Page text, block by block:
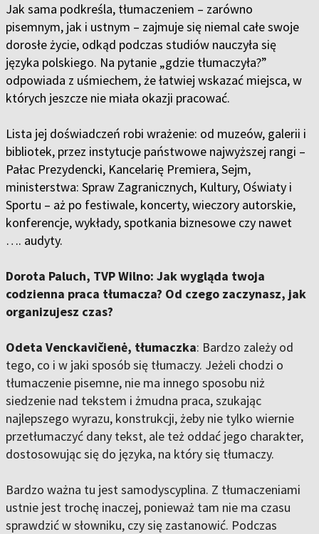
Jak sama podkreśla, tłumaczeniem – zarówno
pisemnym, jak i ustnym – zajmuje się niemal całe swoje
dorosłe życie, odkąd podczas studiów nauczyła się
języka polskiego. Na pytanie „gdzie tłumaczyła?”
odpowiada z uśmiechem, że łatwiej wskazać miejsca, w
których jeszcze nie miała okazji pracować.
Lista jej doświadczeń robi wrażenie: od muzeów, galerii i
bibliotek, przez instytucje państwowe najwyższej rangi –
Pałac Prezydencki, Kancelarię Premiera, Sejm,
ministerstwa: Spraw Zagranicznych, Kultury, Oświaty i
Sportu – aż po festiwale, koncerty, wieczory autorskie,
konferencje, wykłady, spotkania biznesowe czy nawet
…. audyty.
Dorota Paluch, TVP Wilno: Jak wygląda twoja
codzienna praca tłumacza? Od czego zaczynasz, jak
organizujesz czas?
Odeta Venckavičienė, tłumaczka: Bardzo zależy od
tego, co i w jaki sposób się tłumaczy. Jeżeli chodzi o
tłumaczenie pisemne, nie ma innego sposobu niż
siedzenie nad tekstem i żmudna praca, szukając
najlepszego wyrazu, konstrukcji, żeby nie tylko wiernie
przetłumaczyć dany tekst, ale też oddać jego charakter,
dostosowując się do języka, na który się tłumaczy.
Bardzo ważna tu jest samodyscyplina. Z tłumaczeniami
ustnie jest trochę inaczej, ponieważ tam nie ma czasu
sprawdzić w słowniku, czy się zastanowić. Podczas